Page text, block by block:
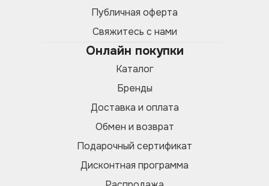
Публичная оферта
Свяжитесь с нами
Онлайн покупки
Каталог
Бренды
Доставка и оплата
Обмен и возврат
Подарочный сертификат
Дисконтная программа